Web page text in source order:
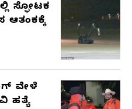
ಸ್ಫೋಟಕ
ಆತಂಕಕ್ಕೆ
ವೇಳೆ
ಹತ್ಯೆ